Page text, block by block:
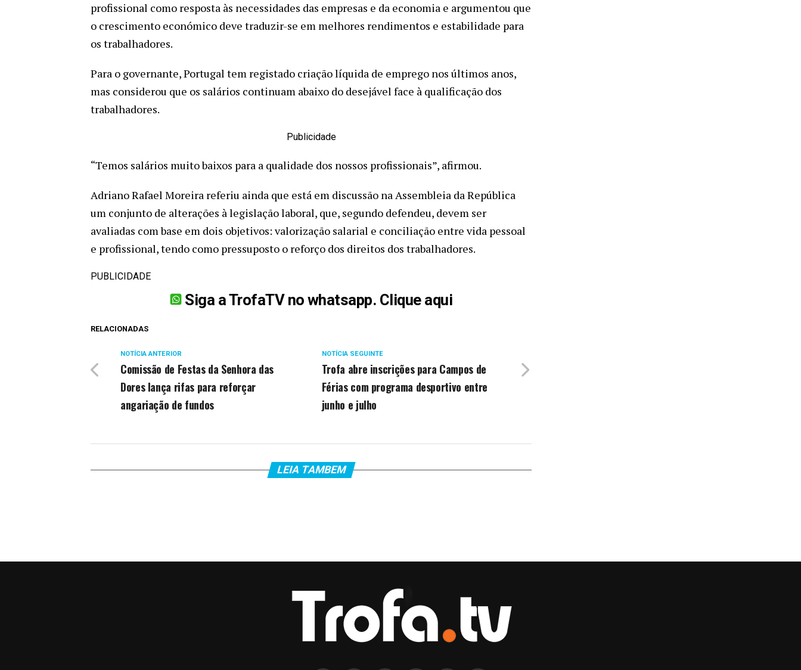
profissional como resposta às necessidades das empresas e da economia e argumentou que
o crescimento económico deve traduzir-se em melhores rendimentos e estabilidade para
os trabalhadores.
Para o governante, Portugal tem registado criação líquida de emprego nos últimos anos,
mas considerou que os salários continuam abaixo do desejável face à qualificação dos
trabalhadores.
Publicidade
“Temos salários muito baixos para a qualidade dos nossos profissionais”, afirmou.
Adriano Rafael Moreira referiu ainda que está em discussão na Assembleia da República
um conjunto de alterações à legislação laboral, que, segundo defendeu, devem ser
avaliadas com base em dois objetivos: valorização salarial e conciliação entre vida pessoal
e profissional, tendo como pressuposto o reforço dos direitos dos trabalhadores.
PUBLICIDADE
Siga a TrofaTV no whatsapp. Clique aqui
RELACIONADAS
NOTÍCIA SEGUINTE
Trofa abre inscrições para Campos de
Férias com programa desportivo entre
junho e julho
NOTÍCIA ANTERIOR
Comissão de Festas da Senhora das
Dores lança rifas para reforçar
angariação de fundos
LEIA TAMBEM